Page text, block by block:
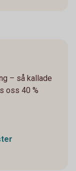
– så kallade
oss 40 %